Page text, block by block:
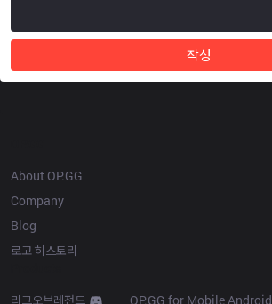
작성
About OP.GG
Company
Blog
로고 히스토리
리그오브레전드
OP.GG for Mobile Android